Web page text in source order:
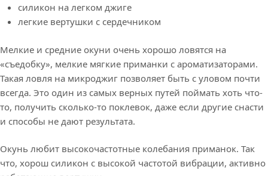
силикон на легком джиге
легкие вертушки с сердечником
Мелкие и средние окуни очень хорошо ловятся на
«съедобку», мелкие мягкие приманки с ароматизаторами.
Такая ловля на микроджиг позволяет быть с уловом почти
всегда. Это один из самых верных путей поймать хоть что-
то, получить сколько-то поклевок, даже если другие снасти
и способы не дают результата.
Окунь любит высокочастотные колебания приманок. Так
что, хорош силикон с высокой частотой вибрации, активно